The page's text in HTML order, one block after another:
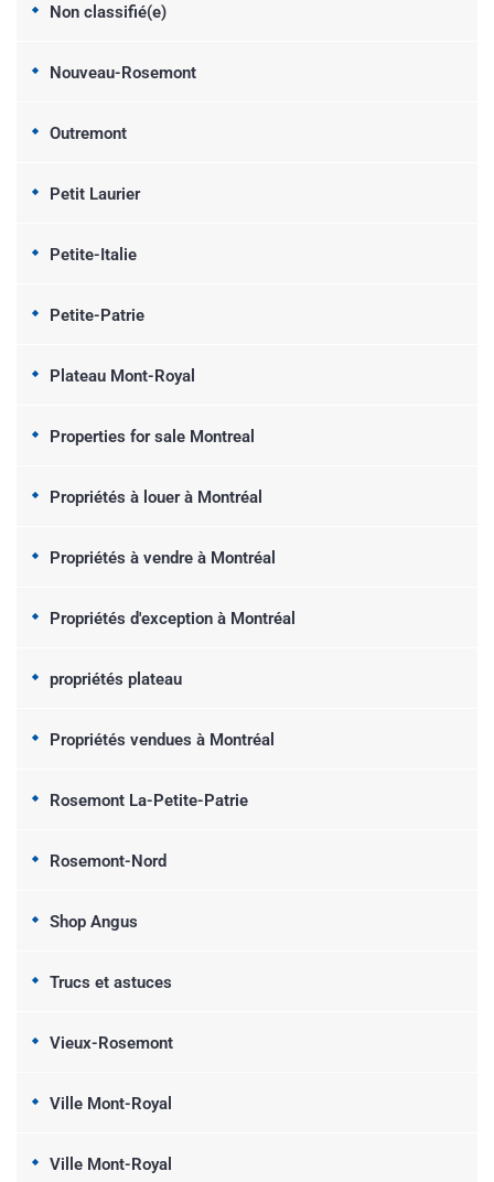
Non classifié(e)
Nouveau-Rosemont
Outremont
Petit Laurier
Petite-Italie
Petite-Patrie
Plateau Mont-Royal
Properties for sale Montreal
Propriétés à louer à Montréal
Propriétés à vendre à Montréal
Propriétés d'exception à Montréal
propriétés plateau
Propriétés vendues à Montréal
Rosemont La-Petite-Patrie
Rosemont-Nord
Shop Angus
Trucs et astuces
Vieux-Rosemont
Ville Mont-Royal
Ville Mont-Royal